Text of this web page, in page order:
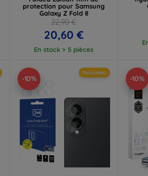
protection pour Samsung
Galaxy Z Fold 8
22,90 €
20,60 €
En stock > 5 pièces
-10%
Nouveau
-10%